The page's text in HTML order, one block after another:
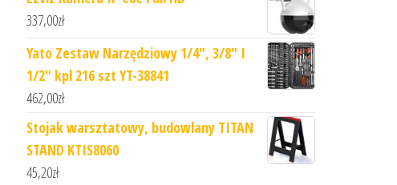
337,00zł
Yato Zestaw Narzędziowy 1/4", 3/8" I
1/2" kpl 216 szt YT-38841
462,00zł
Stojak warsztatowy, budowlany TITAN
STAND KTIS8060
45,20zł